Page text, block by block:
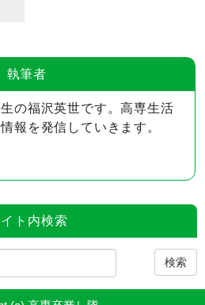
執筆者
の福沢英世です。高専生活
報を発信していきます。
ト内検索
検索